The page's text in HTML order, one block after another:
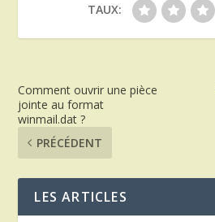
TAUX:
Comment ouvrir une pièce
jointe au format
winmail.dat ?
PRÉCÉDENT
LES ARTICLES